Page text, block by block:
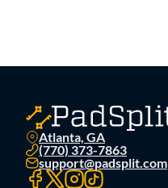
Atlanta, GA
(770) 373-7863
support@padsplit.com